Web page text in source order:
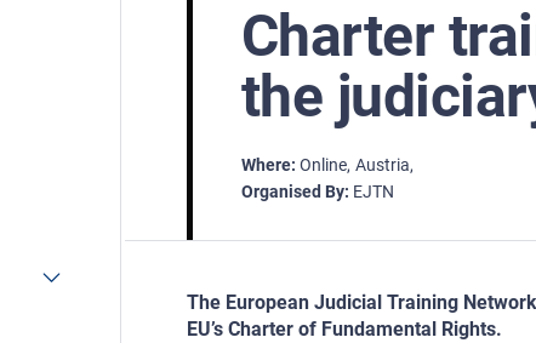
Charter
the
Where Online Austria
Organised By EJTN
The European Judicial Training
EU’s Charter of Fundamental Rights.